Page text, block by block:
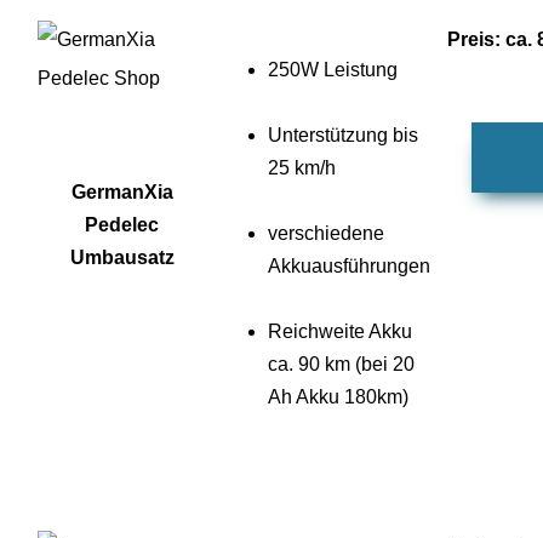
GermanXia
Pedelec
Umbausatz
250W Leistung
Unterstützung bis
25 km/h
verschiedene
Akkuausführungen
Reichweite Akku
ca. 90 km (bei 20
Ah Akku 180km)
Preis: ca.